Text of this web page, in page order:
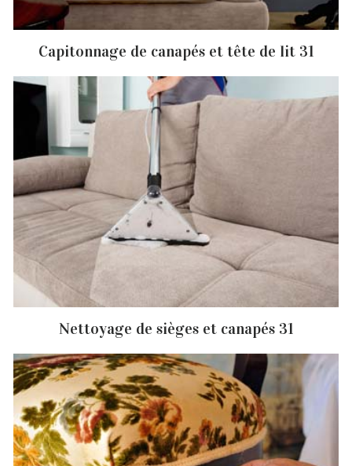
Capitonnage de canapés et tête de lit 31
Nettoyage de sièges et canapés 31